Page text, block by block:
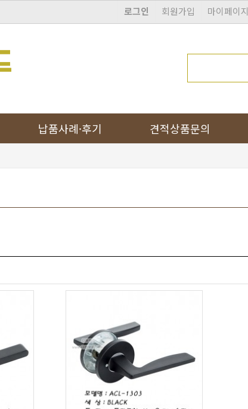
마이페이지
회원가입
로그인
견적상품문의
납품사례·후기